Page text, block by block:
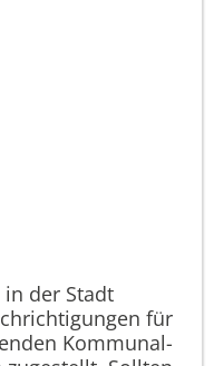
in der Stadt
für
Kommunal-